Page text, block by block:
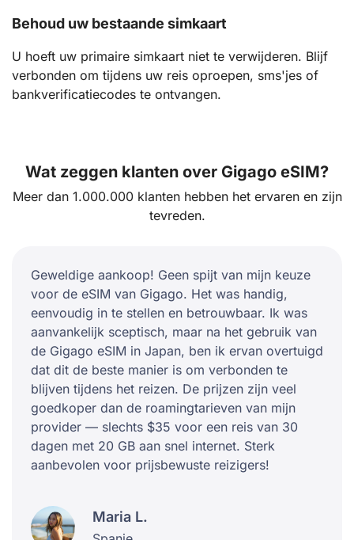
Behoud uw bestaande simkaart
U hoeft uw primaire simkaart niet te verwijderen. Blijf
verbonden om tijdens uw reis oproepen, sms'jes of
bankverificatiecodes te ontvangen.
Wat zeggen klanten over Gigago eSIM?
Meer dan 1.000.000 klanten hebben het ervaren en zijn
tevreden.
Geweldige aankoop! Geen spijt van mijn keuze
voor de eSIM van Gigago. Het was handig,
eenvoudig in te stellen en betrouwbaar. Ik was
aanvankelijk sceptisch, maar na het gebruik van
de Gigago eSIM in Japan, ben ik ervan overtuigd
dat dit de beste manier is om verbonden te
blijven tijdens het reizen. De prijzen zijn veel
goedkoper dan de roamingtarieven van mijn
provider — slechts $35 voor een reis van 30
dagen met 20 GB aan snel internet. Sterk
aanbevolen voor prijsbewuste reizigers!
Maria L.